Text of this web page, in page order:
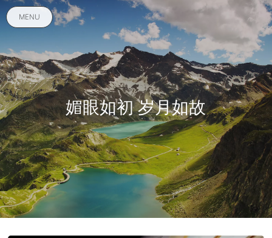
MENU
媚眼如初 岁月如故